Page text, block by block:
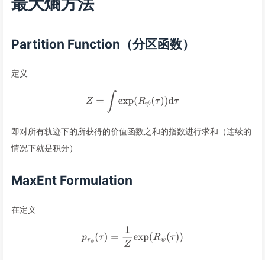
Partition Function（分区函数）
定义
即对所有轨迹下的所获得的价值函数之和的指数进行求和（连续的
情况下就是积分）
MaxEnt Formulation
在定义